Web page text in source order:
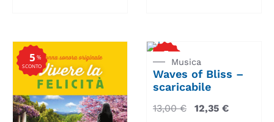
%
SCONTO
5 %
SCONTO
5
Musica
Waves of Bliss –
scaricabile
13,00€ 12,35 €